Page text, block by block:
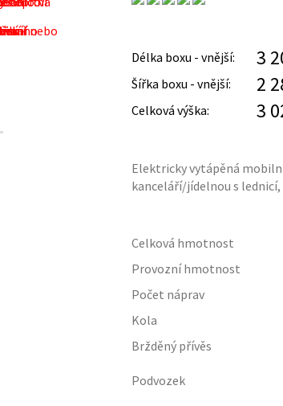
Délka boxu - vnější: 3
Šířka boxu - vnější:
2
Celková výška:
3
Elektricky vytápěná
kanceláří/jídelnou s lednicí,
Celková hmotnost
Provozní hmotnost
Počet náprav
Kola
Bržděný přívěs
Podvozek